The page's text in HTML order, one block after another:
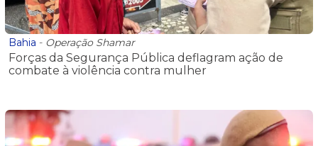
Bahia - Operação Shamar
Forças da Segurança Pública deflagram ação de
combate à violência contra mulher